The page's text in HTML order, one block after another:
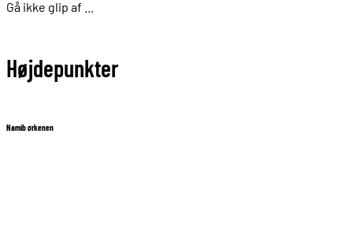
Gå ikke glip af ...
Højdepunkter
Namib ørkenen